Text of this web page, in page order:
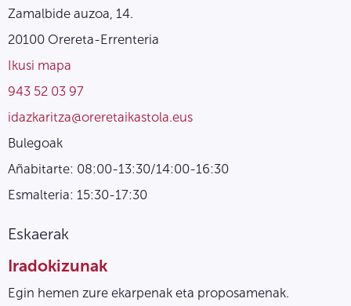
Zamalbide auzoa, 14.
20100 Orereta-Errenteria
Ikusi mapa
943 52 03 97
idazkaritza@oreretaikastola.eus
Bulegoak
Añabitarte: 08:00-13:30/14:00-16:30
Esmalteria: 15:30-17:30
Eskaerak
Iradokizunak
Egin hemen zure ekarpenak eta proposamenak.